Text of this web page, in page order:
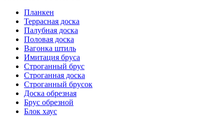
Планкен
Террасная доска
Палубная доска
Половая доска
Вагонка штиль
Имитация бруса
Строганный брус
Строганная доска
Строганный брусок
Доска обрезная
Брус обрезной
Блок хаус